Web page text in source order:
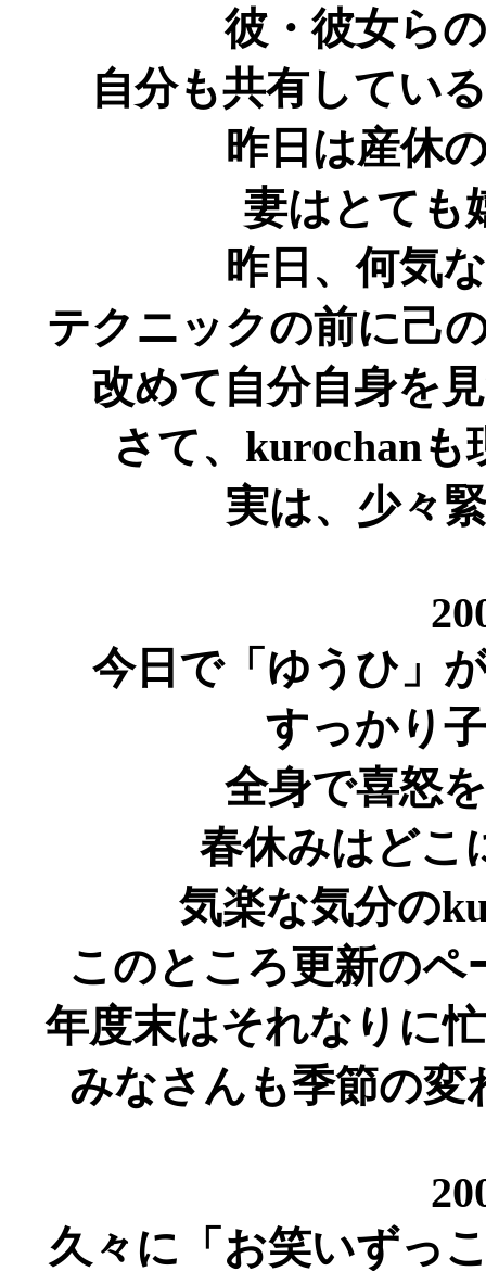
彼・彼女ら
自分も共有してい
昨日は産休
妻はとても
昨日、何気
テクニックの前に己
改めて自分自身を
さて、kurochan
実は、少々
今日で「ゆうひ」
すっかり
全身で喜怒
春休みはどこ
気楽な気分の
このところ更新の
年度末はそれなりに
みなさんも季節の変
久々に「お笑いずっ